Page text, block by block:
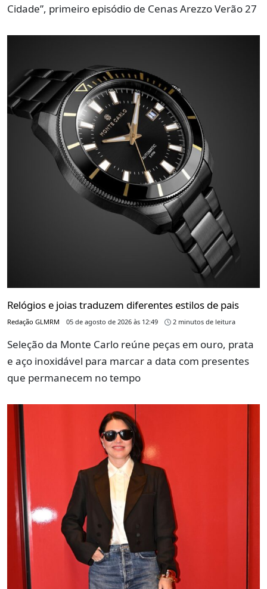
Cidade”, primeiro episódio de Cenas Arezzo Verão 27
Relógios e joias traduzem diferentes estilos de pais
Redação GLMRM 05 de agosto de 2026 às 12:49 2 minutos de leitura
Seleção da Monte Carlo reúne peças em ouro, prata
e aço inoxidável para marcar a data com presentes
que permanecem no tempo